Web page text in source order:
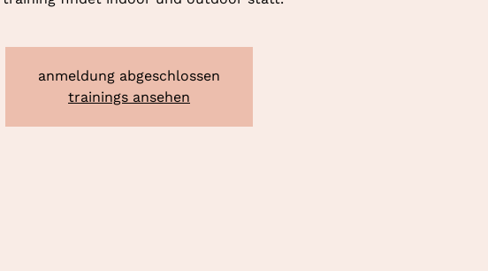
anmeldung abgeschlossen
trainings ansehen